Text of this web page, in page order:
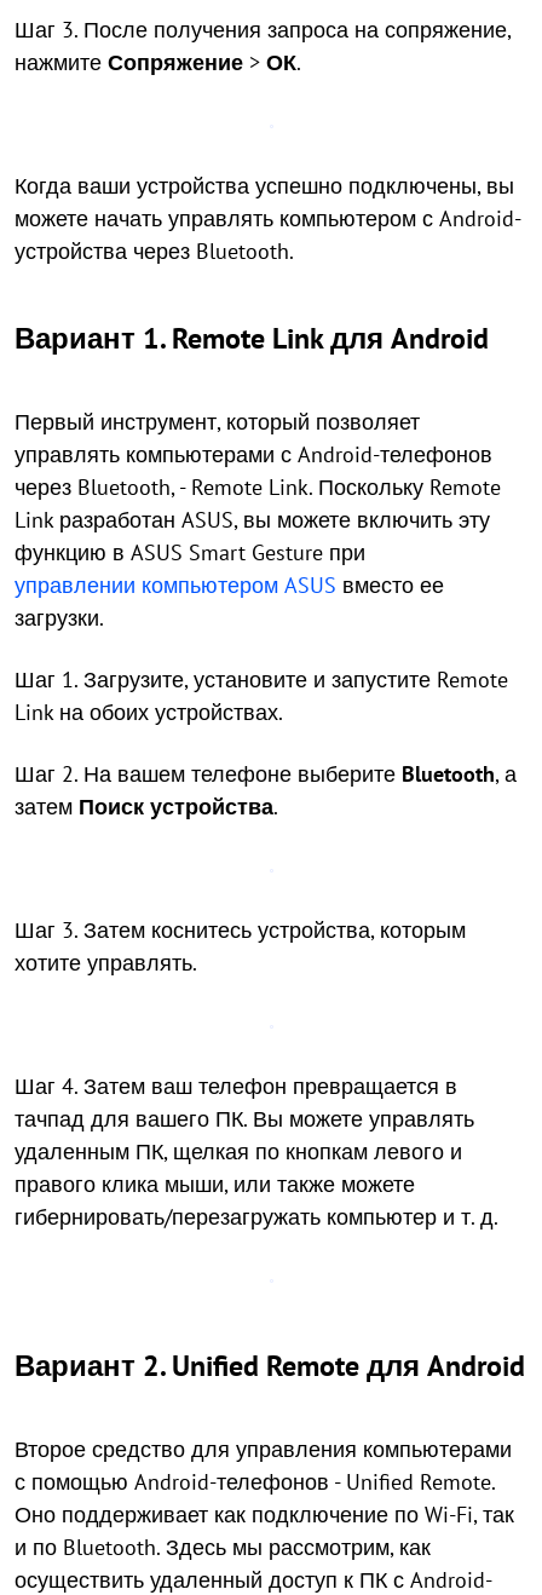
Шаг 3. После получения запроса на сопряжение,
нажмите Сопряжение > ОК.
Когда ваши устройства успешно подключены, вы
можете начать управлять компьютером с Android-
устройства через Bluetooth.
Вариант 1. Remote Link для Android
Первый инструмент, который позволяет
управлять компьютерами с Android-телефонов
через Bluetooth, - Remote Link. Поскольку Remote
Link разработан ASUS, вы можете включить эту
функцию в ASUS Smart Gesture при
управлении компьютером ASUS вместо ее
загрузки.
Шаг 1. Загрузите, установите и запустите Remote
Link на обоих устройствах.
Шаг 2. На вашем телефоне выберите Bluetooth, а
затем Поиск устройства.
Шаг 3. Затем коснитесь устройства, которым
хотите управлять.
Шаг 4. Затем ваш телефон превращается в
тачпад для вашего ПК. Вы можете управлять
удаленным ПК, щелкая по кнопкам левого и
правого клика мыши, или также можете
гибернировать/перезагружать компьютер и т. д.
Вариант 2. Unified Remote для Android
Второе средство для управления компьютерами
с помощью Android-телефонов - Unified Remote.
Оно поддерживает как подключение по Wi-Fi, так
и по Bluetooth. Здесь мы рассмотрим, как
осуществить удаленный доступ к ПК с Android-